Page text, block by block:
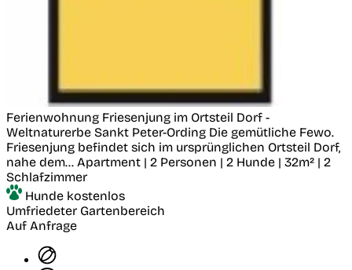
Ferienwohnung Friesenjung im Ortsteil Dorf -
Weltnaturerbe Sankt Peter-Ording Die gemütliche Fewo.
Friesenjung befindet sich im ursprünglichen Ortsteil Dorf,
nahe dem... Apartment | 2 Personen | 2 Hunde | 32m² | 2
Schlafzimmer
Hunde kostenlos
Umfriedeter Gartenbereich
Auf Anfrage